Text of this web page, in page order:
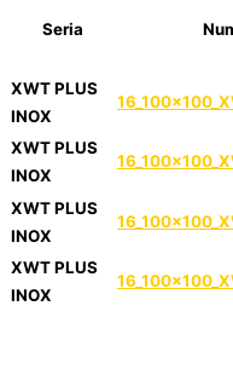
Seria
XWT PLUS
INOX
XWT PLUS
INOX
XWT PLUS
INOX
XWT PLUS
INOX